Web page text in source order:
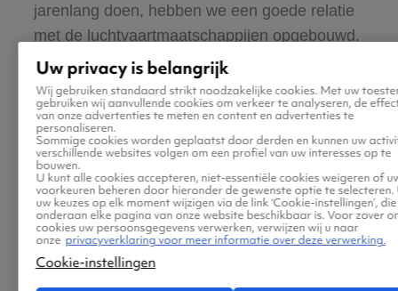
jarenlang doen, hebben we een goede relatie
met de luchtvaartmaatschappijen opgebouwd.
Hierdoor kunnen we onze klanten vaak
interessante aanbiedingen en extra kortingen
op vliegtickets naar San Francisco geven.
In welk hotel in San
Francisco kan ik best
Uw privacy is belangrijk
Wij gebruiken standaard strikt noodzakelijke cookies. Met uw
gebruiken wij aanvullende cookies om verkeer te analyseren, de
van onze advertenties te meten en content en advertenties te
personaliseren.
Sommige cookies worden geplaatst door derden en kunnen uw
verschillende websites volgen om een profiel van uw interesses op te
bouwen.
U kunt alle cookies accepteren, niet-essentiële cookies weigeren of
voorkeuren beheren door hieronder de gewenste optie te selecteren.
uw keuzes op elk moment wijzigen via de link ‘Cookie-instellingen’, die
onderaan elke pagina van onze website beschikbaar is. Voor zover
cookies uw persoonsgegevens verwerken, verwijzen wij u naar
onze privacyverklaring voor meer informatie over deze verwerking.
Cookie-instellingen